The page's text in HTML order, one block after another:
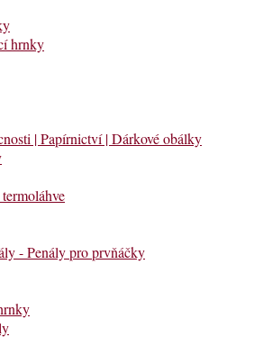
hrnky
| Papírnictví | Dárkové obálky
- Penály pro prvňáčky